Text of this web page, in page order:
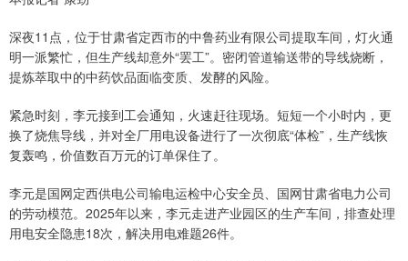
深夜11点，位于甘肃省定西市的中鲁药业有限公司提取车间，灯火通
明一派繁忙，但生产线却意外“罢工”。密闭管道输送带的导线烧断，
提炼萃取中的中药饮品面临变质、发酵的风险。
紧急时刻，李元接到工会通知，火速赶往现场。短短一个小时内，更
换了烧焦导线，并对全厂用电设备进行了一次彻底“体检”，生产线恢
复轰鸣，价值数百万元的订单保住了。
李元是国网定西供电公司输电运检中心安全员、国网甘肃省电力公司
的劳动模范。2025年以来，李元走进产业园区的生产车间，排查处理
用电安全隐患18次，解决用电难题26件。